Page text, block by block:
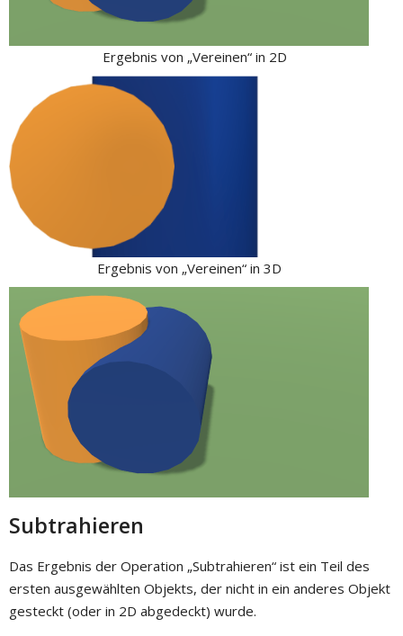
Ergebnis von „Vereinen“ in 2D
Ergebnis von „Vereinen“ in 3D
Subtrahieren
Das Ergebnis der Operation „Subtrahieren“ ist ein Teil des
ersten ausgewählten Objekts, der nicht in ein anderes Objekt
gesteckt (oder in 2D abgedeckt) wurde.